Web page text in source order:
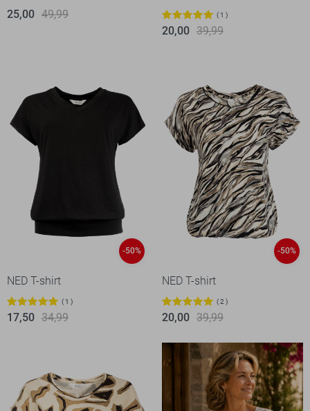
25,00 49,99 1
20,00 39,99
-50%
NED T-shirt
1
17,50 34,99
-50%
NED T-shirt
2
20,00 39,99